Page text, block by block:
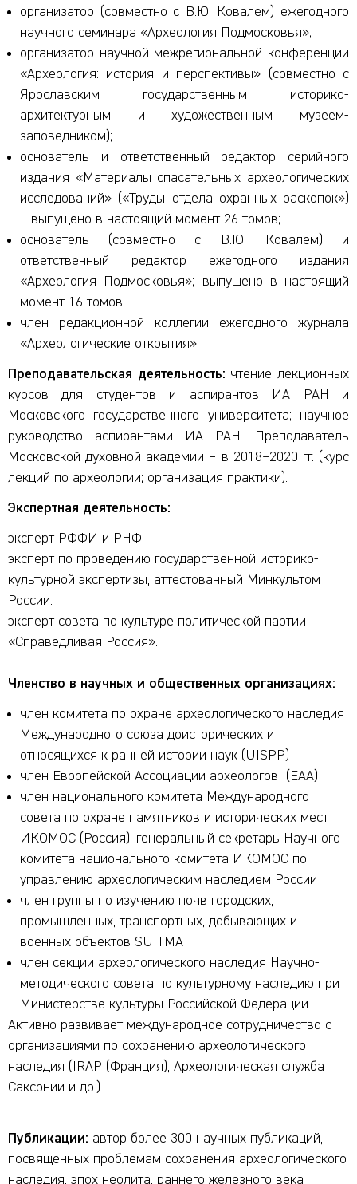
организатор (совместно с В.Ю. Ковалем) ежегодного
научного семинара «Археология Подмосковья»;
организатор научной межрегиональной конференции
«Археология: история и перспективы» (совместно с
Ярославским государственным историко-
архитектурным и художественным музеем-
заповедником);
основатель и ответственный редактор серийного
издания «Материалы спасательных археологических
исследований» («Труды отдела охранных раскопок»)
– выпущено в настоящий момент 26 томов;
основатель (совместно с В.Ю. Ковалем) и
ответственный редактор ежегодного издания
«Археология Подмосковья»; выпущено в настоящий
момент 16 томов;
член редакционной коллегии ежегодного журнала
«Археологические открытия».
Преподавательская деятельность: чтение лекционных
курсов для студентов и аспирантов ИА РАН и
Московского государственного университета; научное
руководство аспирантами ИА РАН. Преподаватель
Московской духовной академии – в 2018–2020 гг. (курс
лекций по археологии; организация практики).
Экспертная деятельность:
эксперт РФФИ и РНФ;
эксперт по проведению государственной историко-
культурной экспертизы, аттестованный Минкультом
России.
эксперт совета по культуре политической партии
«Справедливая Россия».
Членство в научных и общественных организациях:
член комитета по охране археологического наследия
Международного союза доисторических и
относящихся к ранней истории наук (UISPP)
член Европейской Ассоциации археологов (EAA)
член национального комитета Международного
совета по охране памятников и исторических мест
ИКОМОС (Россия), генеральный секретарь Научного
комитета национального комитета ИКОМОС по
управлению археологическим наследием России
член группы по изучению почв городских,
промышленных, транспортных, добывающих и
военных объектов SUITMA
член секции археологического наследия Научно-
методического совета по культурному наследию при
Министерстве культуры Российской Федерации.
Активно развивает международное сотрудничество с
организациями по сохранению археологического
наследия (IRAP (Франция), Археологическая служба
Саксонии и др.).
Публикации: автор более 300 научных публикаций,
посвященных проблемам сохранения археологического
наследия, эпох неолита, раннего железного века